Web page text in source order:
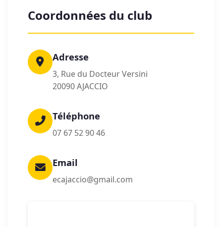
Coordonnées du club
Adresse
3, Rue du Docteur Versini
20090 AJACCIO
Téléphone
07 67 52 90 46
Email
ecajaccio@gmail.com